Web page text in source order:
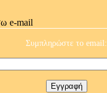
e-mail
Συμπληρώστε το email: